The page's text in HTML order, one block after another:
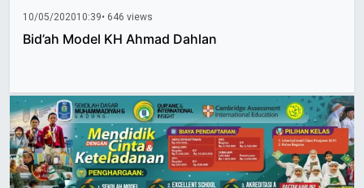
10/05/202010:39• 646 views
Bid’ah Model KH Ahmad Dahlan